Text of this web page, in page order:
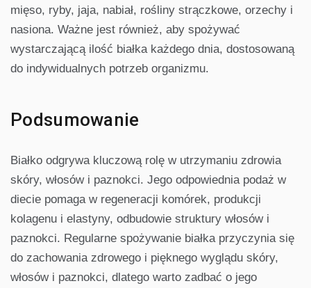
mięso, ryby, jaja, nabiał, rośliny strączkowe, orzechy i
nasiona. Ważne jest również, aby spożywać
wystarczającą ilość białka każdego dnia, dostosowaną
do indywidualnych potrzeb organizmu.
Podsumowanie
Białko odgrywa kluczową rolę w utrzymaniu zdrowia
skóry, włosów i paznokci. Jego odpowiednia podaż w
diecie pomaga w regeneracji komórek, produkcji
kolagenu i elastyny, odbudowie struktury włosów i
paznokci. Regularne spożywanie białka przyczynia się
do zachowania zdrowego i pięknego wyglądu skóry,
włosów i paznokci, dlatego warto zadbać o jego